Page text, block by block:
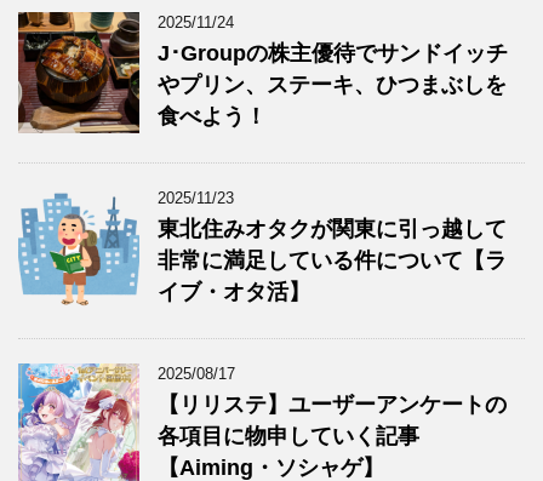
2025/11/24
J･Groupの株主優待でサンドイッチ
やプリン、ステーキ、ひつまぶしを
食べよう！
2025/11/23
東北住みオタクが関東に引っ越して
非常に満足している件について【ラ
イブ・オタ活】
2025/08/17
【リリステ】ユーザーアンケートの
各項目に物申していく記事
【Aiming・ソシャゲ】